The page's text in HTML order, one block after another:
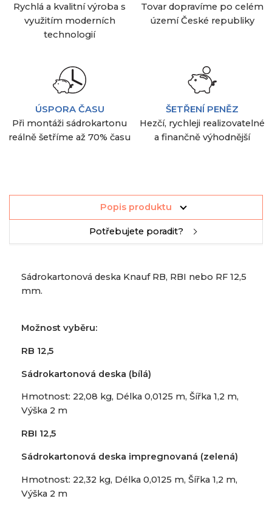
Rychlá a kvalitní výroba s
využitím moderních
technologií
Tovar dopravíme po celém
území České republiky
ÚSPORA ČASU
Při montáži sádrokartonu
reálně šetříme až 70% času
ŠETŘENÍ PENĚZ
Hezčí, rychleji realizovatelné
a finančně výhodnější
Popis produktu
Potřebujete poradit?
Sádrokartonová deska Knauf RB, RBI nebo RF 12,5
mm.
Možnost vyběru:
RB 12,5
Sádrokartonová deska (bílá)
Hmotnost: 22,08 kg, Délka 0,0125 m, Šířka 1,2 m,
Výška 2 m
RBI 12,5
Sádrokartonová deska impregnovaná (zelená)
Hmotnost: 22,32 kg, Délka 0,0125 m, Šířka 1,2 m,
Výška 2 m